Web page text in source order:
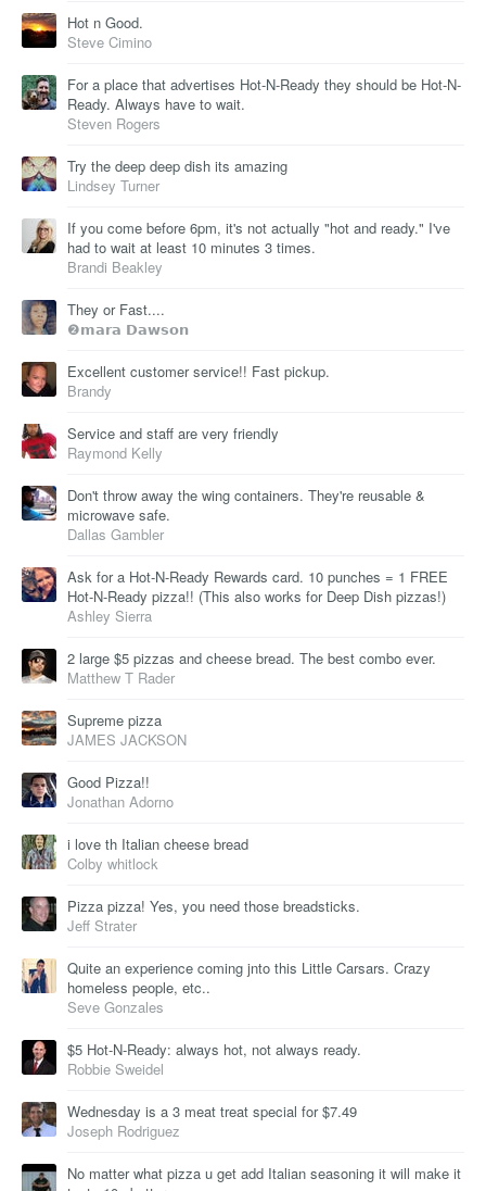
Hot n Good.
Steve Cimino
For a place that advertises Hot-N-Ready they should be Hot-N-
Ready. Always have to wait.
Steven Rogers
Try the deep deep dish its amazing
Lindsey Turner
If you come before 6pm, it's not actually "hot and ready." I've
had to wait at least 10 minutes 3 times.
Brandi Beakley
They or Fast....
❷𝗺𝗮𝗿𝗮 𝗗𝗮𝘄𝘀𝗼𝗻
Excellent customer service!! Fast pickup.
Brandy
Service and staff are very friendly
Raymond Kelly
Don't throw away the wing containers. They're reusable &
microwave safe.
Dallas Gambler
Ask for a Hot-N-Ready Rewards card. 10 punches = 1 FREE
Hot-N-Ready pizza!! (This also works for Deep Dish pizzas!)
Ashley Sierra
2 large $5 pizzas and cheese bread. The best combo ever.
Matthew T Rader
Supreme pizza
JAMES JACKSON
Good Pizza!!
Jonathan Adorno
i love th Italian cheese bread
Colby whitlock
Pizza pizza! Yes, you need those breadsticks.
Jeff Strater
Quite an experience coming jnto this Little Carsars. Crazy
homeless people, etc..
Seve Gonzales
$5 Hot-N-Ready: always hot, not always ready.
Robbie Sweidel
Wednesday is a 3 meat treat special for $7.49
Joseph Rodriguez
No matter what pizza u get add Italian seasoning it will make it